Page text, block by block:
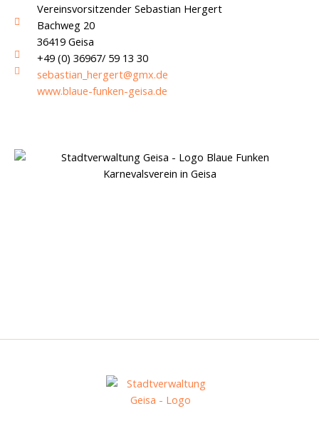
Vereinsvorsitzender Sebastian Hergert
Bachweg 20
36419 Geisa
+49 (0) 36967/ 59 13 30
sebastian_hergert@gmx.de
www.blaue-funken-geisa.de